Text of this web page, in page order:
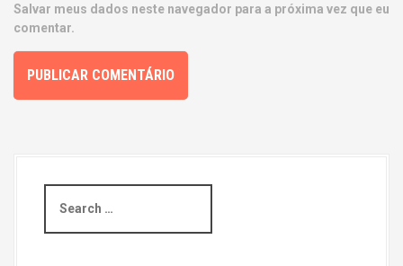
Salvar meus dados neste navegador para a próxima vez que eu
comentar.
a